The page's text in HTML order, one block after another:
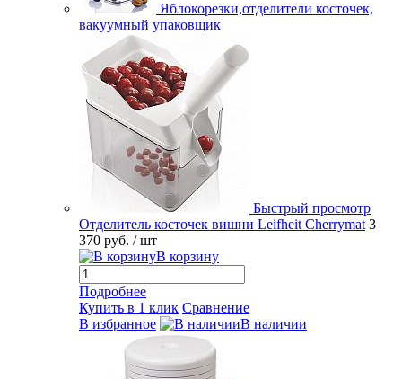
Яблокорезки,отделители косточек,
вакуумный упаковщик
Быстрый просмотр
Отделитель косточек вишни Leifheit Cherrymat 3
370 руб. / шт
В корзину
Подробнее
Купить в 1 клик Сравнение
В избранное
В наличии